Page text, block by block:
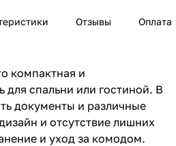
Отзывы Оплата
компактная и
для спальни или гостиной. В
документы и различные
и отсутствие лишних
и уход за комодом.